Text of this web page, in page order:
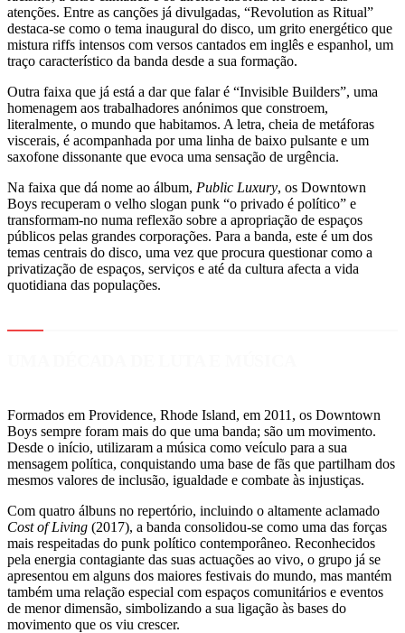
atenções. Entre as canções já divulgadas, “Revolution as Ritual”
destaca-se como o tema inaugural do disco, um grito energético que
mistura riffs intensos com versos cantados em inglês e espanhol, um
traço característico da banda desde a sua formação.
Outra faixa que já está a dar que falar é “Invisible Builders”, uma
homenagem aos trabalhadores anónimos que constroem,
literalmente, o mundo que habitamos. A letra, cheia de metáforas
viscerais, é acompanhada por uma linha de baixo pulsante e um
saxofone dissonante que evoca uma sensação de urgência.
Na faixa que dá nome ao álbum, Public Luxury, os Downtown
Boys recuperam o velho slogan punk “o privado é político” e
transformam-no numa reflexão sobre a apropriação de espaços
públicos pelas grandes corporações. Para a banda, este é um dos
temas centrais do disco, uma vez que procura questionar como a
privatização de espaços, serviços e até da cultura afecta a vida
quotidiana das populações.
Formados em Providence, Rhode Island, em 2011, os Downtown
Boys sempre foram mais do que uma banda; são um movimento.
Desde o início, utilizaram a música como veículo para a sua
mensagem política, conquistando uma base de fãs que partilham dos
mesmos valores de inclusão, igualdade e combate às injustiças.
Com quatro álbuns no repertório, incluindo o altamente aclamado
Cost of Living (2017), a banda consolidou-se como uma das forças
mais respeitadas do punk político contemporâneo. Reconhecidos
pela energia contagiante das suas actuações ao vivo, o grupo já se
apresentou em alguns dos maiores festivais do mundo, mas mantém
também uma relação especial com espaços comunitários e eventos
de menor dimensão, simbolizando a sua ligação às bases do
movimento que os viu crescer.